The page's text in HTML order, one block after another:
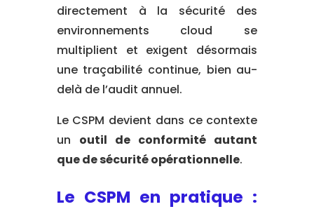
directement à la sécurité des
environnements cloud se
multiplient et exigent désormais
une traçabilité continue, bien au-
delà de l’audit annuel.
Le CSPM devient dans ce contexte
un outil de conformité autant
que de sécurité opérationnelle.
Le CSPM en pratique :